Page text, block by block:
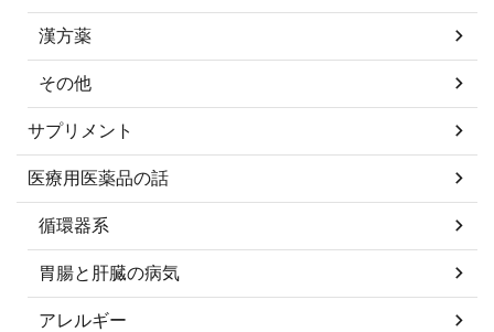
漢方薬
その他
サプリメント
医療用医薬品の話
循環器系
胃腸と肝臓の病気
アレルギー